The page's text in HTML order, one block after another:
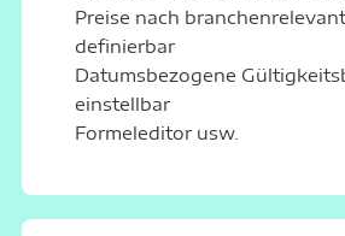
Preise nach
definierbar
Datumsbezogene
einstellbar
Formeleditor usw.